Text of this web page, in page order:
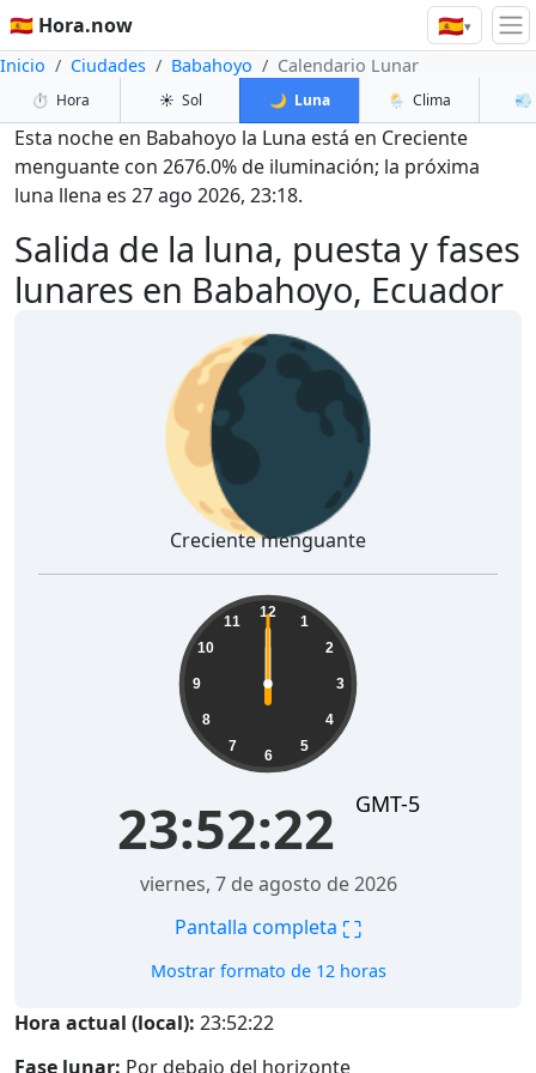
🇪🇸 Hora.now 🇪🇸▾
Inicio Ciudades Babahoyo Calendario Lunar
⏱️ Hora ☀️ Sol 🌙 Luna 🌦️ Clima 💨
Salida de la luna, puesta y fases
lunares en Babahoyo, Ecuador
Esta noche en Babahoyo la Luna está en Creciente
menguante con 2676.0% de iluminación; la próxima
luna llena es 27 ago 2026, 23:18.
🌘
Creciente menguante
12
1
2
3
4
5
6
7
8
9
10
11
23:52:22 GMT-5
viernes, 7 de agosto de 2026
Pantalla completa ⛶
Mostrar formato de 12 horas
Hora actual (local): 23:52:22
Fase lunar: Por debajo del horizonte